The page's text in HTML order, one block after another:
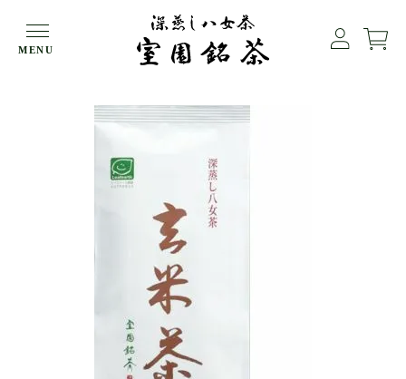
MENU
HOME
深蒸し八女茶 玄米茶160g袋入【メール便４袋まで】